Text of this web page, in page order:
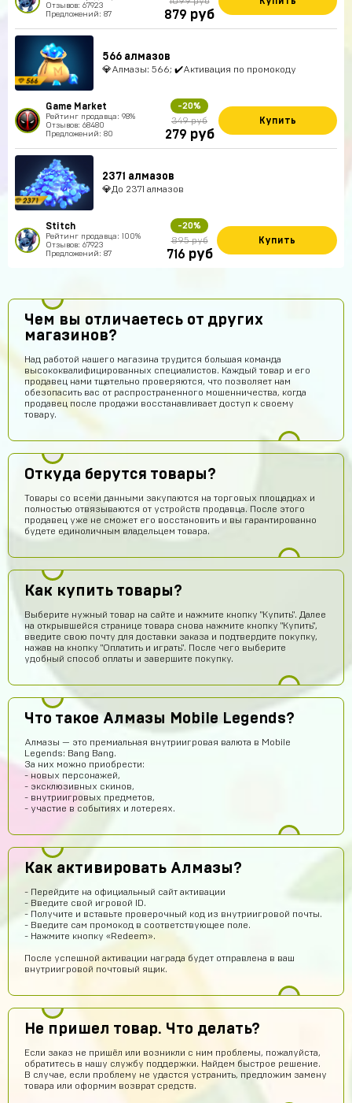
Отзывов: 67923
Предложений: 87
879 руб
566 алмазов
💎Алмазы: 566; ✔️Активация по промокоду
Game Market
Рейтинг продавца: 98%
Отзывов: 68480
Предложений: 80
-20%
349 руб
279 руб
Купить
2371 алмазов
💎До 2371 алмазов
Stitch
Рейтинг продавца: 100%
Отзывов: 67923
Предложений: 87
-20%
895 руб
716 руб
Купить
Чем вы отличаетесь от других
магазинов?
Над работой нашего магазина трудится большая команда
высококвалифицированных специалистов. Каждый товар и его
продавец нами тщательно проверяются, что позволяет нам
обезопасить вас от распространенного мошенничества, когда
продавец после продажи восстанавливает доступ к своему
товару.
Откуда берутся товары?
Товары со всеми данными закупаются на торговых площадках и
полностью отвязываются от устройств продавца. После этого
продавец уже не сможет его восстановить и вы гарантированно
будете единоличным владельцем товара.
Как купить товары?
Выберите нужный товар на сайте и нажмите кнопку "Купить". Далее
на открывшейся странице товара снова нажмите кнопку "Купить",
введите свою почту для доставки заказа и подтвердите покупку,
нажав на кнопку "Оплатить и играть". После чего выберите
удобный способ оплаты и завершите покупку.
Что такое Алмазы Mobile Legends?
Алмазы — это премиальная внутриигровая валюта в Mobile
Legends: Bang Bang.
За них можно приобрести:
- новых персонажей,
- эксклюзивных скинов,
- внутриигровых предметов,
- участие в событиях и лотереях.
Как активировать Алмазы?
- Перейдите на официальный сайт активации
- Введите свой игровой ID.
- Получите и вставьте проверочный код из внутриигровой почты.
- Введите сам промокод в соответствующее поле.
- Нажмите кнопку «Redeem».
После успешной активации награда будет отправлена в ваш
внутриигровой почтовый ящик.
Не пришел товар. Что делать?
Если заказ не пришёл или возникли с ним проблемы, пожалуйста,
обратитесь в нашу службу поддержки. Найдем быстрое решение.
В случае, если проблему не удастся устранить, предложим замену
товара или оформим возврат средств.
HB
Hesen Baqiri 14 часов назад
Хороший сайт
Арсений Салтыков
Сайт работает
Кирилл Будник
Норм
Юрий Маслов
Михаил Федоров заходи в игру под этим логином и
паролем и все
akimgotovsev2019 10 часов назад
здарова
Джон 9 часов назад
Аккаунт пришёл
Сейчас проверю
Кирилл Милов